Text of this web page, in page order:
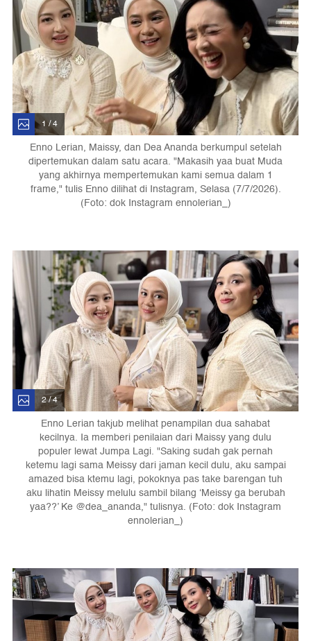
1 / 4
Enno Lerian, Maissy, dan Dea Ananda berkumpul setelah
dipertemukan dalam satu acara. "Makasih yaa buat Muda
yang akhirnya mempertemukan kami semua dalam 1
frame," tulis Enno dilihat di Instagram, Selasa (7/7/2026).
(Foto: dok Instagram ennolerian_)
2 / 4
Enno Lerian takjub melihat penampilan dua sahabat
kecilnya. Ia memberi penilaian dari Maissy yang dulu
populer lewat Jumpa Lagi. "Saking sudah gak pernah
ketemu lagi sama Meissy dari jaman kecil dulu, aku sampai
amazed bisa ktemu lagi, pokoknya pas take barengan tuh
aku lihatin Meissy melulu sambil bilang ‘Meissy ga berubah
yaa??’ Ke @dea_ananda," tulisnya. (Foto: dok Instagram
ennolerian_)